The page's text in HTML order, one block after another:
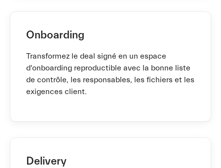
Onboarding
Transformez le deal signé en un espace
d'onboarding reproductible avec la bonne liste
de contrôle, les responsables, les fichiers et les
exigences client.
Delivery